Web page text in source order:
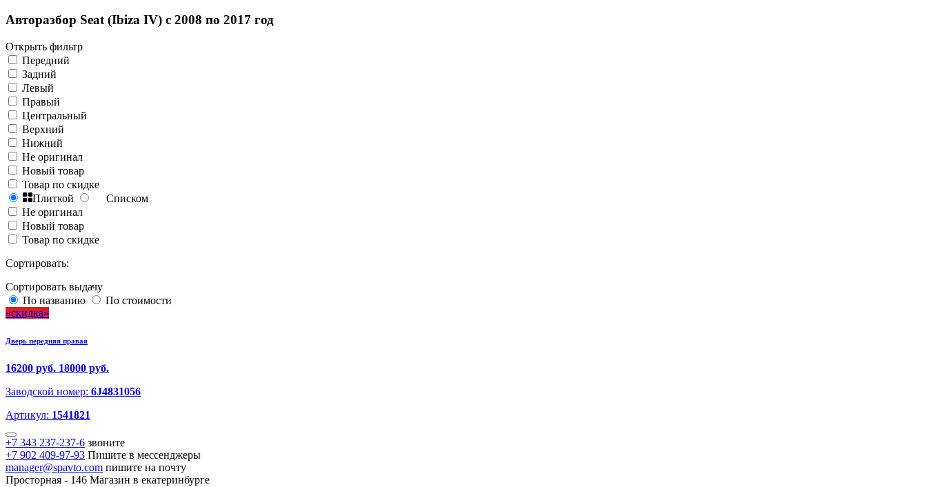
Авторазбор Seat (Ibiza IV) с 2008 по 2017 год
Открыть фильтр
Передний
Задний
Левый
Правый
Центральный
Верхний
Нижний
Не оригинал
Новый товар
Товар по скидке
Плиткой
Списком
Не оригинал
Новый товар
Товар по скидке
Сортировать:
Сортировать выдачу
По названию
По стоимости
скидка
Дверь передняя правая
16200 руб. 18000 руб.
Заводской номер: 6J4831056
Артикул: 1541821
+7 343 237-237-6 звоните
+7 902 409-97-93 Пишите в мессенджеры
manager@spavto.com пишите на почту
Просторная - 146 Магазин в екатеринбурге